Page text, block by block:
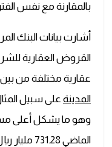
بالمقارنة مع نفس
أشارت بيانات البنك
القروض العقارية
عقارية مختلفة من
المدينة
وهو ما يشكل أعلى
الماضي